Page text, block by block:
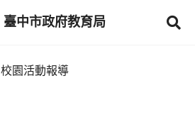
臺中市政府教育局
校園活動報導